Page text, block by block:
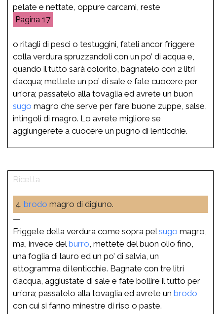
pelate e nettate, oppure carcami, reste
17
o ritagli di pesci o testuggini, fateli ancor friggere
colla verdura spruzzandoli con un po’ di acqua e,
quando il tutto sarà colorito, bagnatelo con 2 litri
d’acqua; mettete un po’ di sale e fate cuocere per
un’ora; passatelo alla tovaglia ed avrete un buon
sugo magro che serve per fare buone zuppe, salse,
intingoli di magro. Lo avrete migliore se
aggiungerete a cuocere un pugno di lenticchie.
4. brodo magro di digiuno.
—
Friggete della verdura come sopra pelsugo magro,
ma, invece delburro , mettete del buon olio fino,
una foglia di lauro ed un po’ di salvia, un
ettogramma di lenticchie. Bagnate con tre litri
d’acqua, aggiustate di sale e fate bollire il tutto per
un’ora; passatelo alla tovaglia ed avrete un brodo
con cui si fanno minestre di riso o paste.